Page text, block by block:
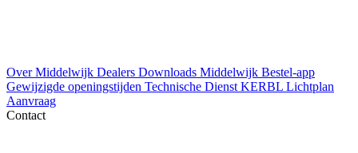
Over Middelwijk Dealers Downloads Middelwijk Bestel-app
Gewijzigde openingstijden Technische Dienst KERBL Lichtplan
Aanvraag
Contact